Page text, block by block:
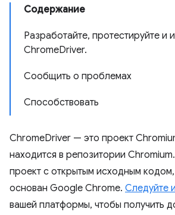
Содержание
Разработайте, протестируйте и
ChromeDriver.
Сообщить о проблемах
Способствовать
ChromeDriver — это проект
находится в репозитории
проект с открытым исходным
основан Google Chrome. Следуйте
вашей платформы, чтобы получить